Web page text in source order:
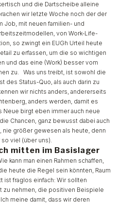
und die Dartscheibe alleine
wir letzte Woche noch der der
Job, mit neuen familien- und
von Work-Life-
so zwingt ein EUGh Urteil heute
zu erfassen, um die so wichtigen
und das eine (Work) besser vom
zu. Was uns treibt, ist sowohl die
des Status-Quo, als auch darin zu
wir nichts anders, andererseits
anders werden, damit es
Neue birgt eben immer auch neue
Chancen, ganz bewusst dabei auch
nie größer gewesen als heute, denn
viel (über uns).
mitten im Basislager
kann man einen Rahmen schaffen,
heute die Regel sein könnten, Raum
ist fraglos einfach: Wir sollten
zu nehmen, die positiven Beispiele
meine damit, dass wir deren